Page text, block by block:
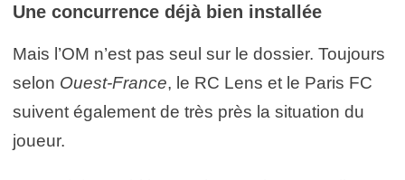
Une concurrence déjà bien installée
Mais l’OM n’est pas seul sur le dossier. Toujours
selon Ouest-France, le RC Lens et le Paris FC
suivent également de très près la situation du
joueur.